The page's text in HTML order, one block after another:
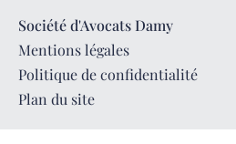
Société d'Avocats Damy
Mentions légales
Politique de confidentialité
Plan du site